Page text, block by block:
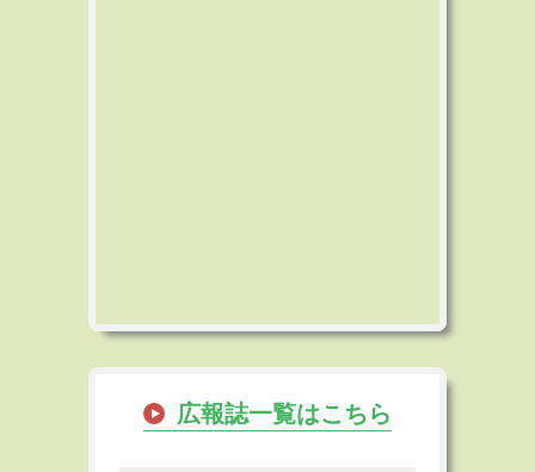
広報誌一覧はこちら